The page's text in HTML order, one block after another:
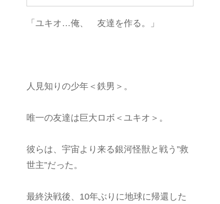
「ユキオ…俺、 友達を作る。」
人見知りの少年＜鉄男＞。
唯一の友達は巨大ロボ＜ユキオ＞。
彼らは、宇宙より来る銀河怪獣と戦う”救
世主”だった。
最終決戦後、10年ぶりに地球に帰還した